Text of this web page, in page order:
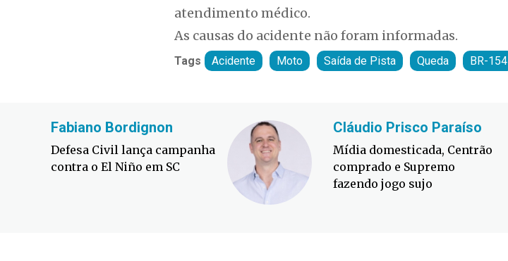
atendimento médico.
As causas do acidente não foram informadas.
Tags Acidente Moto Saída de Pista Queda BR-154
Fabiano Bordignon
Defesa Civil lança campanha
contra o El Niño em SC
Cláudio Prisco Paraíso
Mídia domesticada, Centrão
comprado e Supremo
fazendo jogo sujo